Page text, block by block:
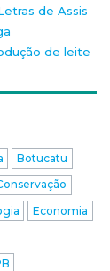
de Assis
de leite
Botucatu
Economia